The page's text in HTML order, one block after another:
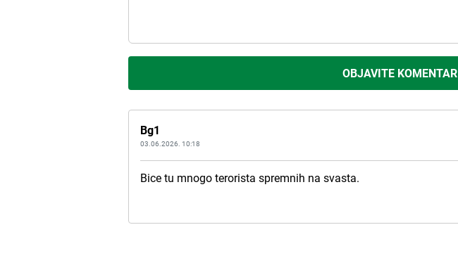
OBJAVITE KOMENTAR
Bg1
03.06.2026. 10:18
Bice tu mnogo terorista spremnih na svasta.